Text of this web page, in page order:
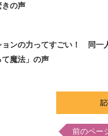
きの声
ョンの力ってすごい！ 同一
て魔法」の声
前のペー